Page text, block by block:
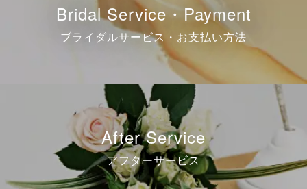
Bridal Service・Payment
ブライダルサービス・お支払い方法
After Service
アフターサービス